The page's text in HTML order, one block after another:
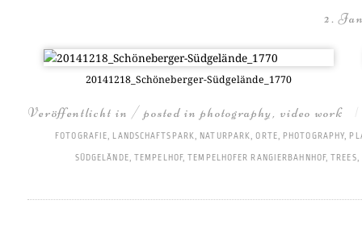
2.
20141218_­Schö­ne­ber­ger-Süd­ge­län­de_1770
Veröffentlicht in / posted inphotography, video work
FOTOGRAFIE, LANDSCHAFTSPARK, NATURPARK,ORTE, PHOTOGRAPHY,
SÜDGELÄNDE,TEMPELHOF,TEMPELHOFER RANGIERBAHNHOF,TREES,